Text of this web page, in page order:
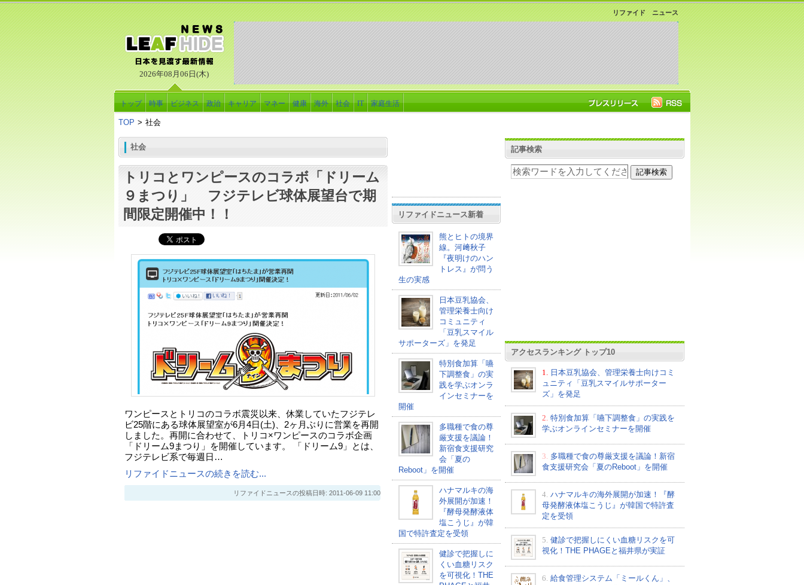
2026年08月06日(木)
リファイド ニュース
トップ 時事 ビジネス 政治 キャリア マネー 健康 海外 社会 IT 家庭生活
TOP > 社会
社会
トリコとワンピースのコラボ「ドリーム
９まつり」 フジテレビ球体展望台で期
間限定開催中！！
ワンピースとトリコのコラボ震災以来、休業していたフジテレ
ビ25階にある球体展望室が6月4日(土)、2ヶ月ぶりに営業を再開
しました。再開に合わせて、トリコ×ワンピースのコラボ企画
「ドリーム9まつり」を開催しています。 「ドリーム9」とは、
フジテレビ系で毎週日…
リファイドニュースの続きを読む...
リファイドニュースの投稿日時: 2011-06-09 11:00
リファイドニュース新着
熊とヒトの境界
線。河﨑秋子
『夜明けのハン
トレス』が問う
生の実感
日本豆乳協会、
管理栄養士向け
コミュニティ
「豆乳スマイル
サポーターズ」を発足
特別食加算「嚥
下調整食」の実
践を学ぶオンラ
インセミナーを
開催
多職種で食の尊
厳支援を議論！
新宿食支援研究
会「夏の
Reboot」を開催
ハナマルキの海
外展開が加速！
『酵母発酵液体
塩こうじ』が韓
国で特許査定を受領
健診で把握しに
くい血糖リスク
を可視化！THE
記事検索
アクセスランキング トップ10
1.
日本豆乳協会、管理栄養士向けコミ
ュニティ「豆乳スマイルサポーター
ズ」を発足
2. 特別食加算「嚥下調整食」の実践を
学ぶオンラインセミナーを開催
3. 多職種で食の尊厳支援を議論！新宿
食支援研究会「夏のReboot」を開催
4. ハナマルキの海外展開が加速！『酵
母発酵液体塩こうじ』が韓国で特許査
定を受領
5. 健診で把握しにくい血糖リスクを可
視化！THE PHAGEと福井県が実証
6. 給食管理システム「ミールくん」、